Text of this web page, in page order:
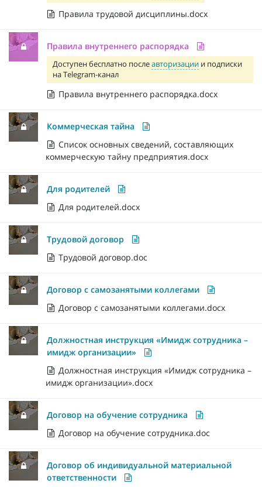
Правила трудовой дисциплины.docx
Правила внутреннего распорядка
Доступен бесплатно послеавторизации и подписки
на Telegram-канал
Правила внутреннего распорядка.docx
Коммерческая тайна
Список основных сведений, составляющих
коммерческую тайну предприятия.docx
Для родителей
Для родителей.docx
Трудовой договор
Трудовой договор.doc
Договор с самозанятыми коллегами
Договор с самозанятыми коллегами.docx
Должностная инструкция «Имидж сотрудника –
имидж организации»
Должностная инструкция «Имидж сотрудника –
имидж организации».docx
Договор на обучение сотрудника
Договор на обучение сотрудника.doc
Договор об индивидуальной материальной
ответственности